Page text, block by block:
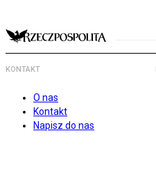
KONTAKT
O nas
Kontakt
Napisz do nas